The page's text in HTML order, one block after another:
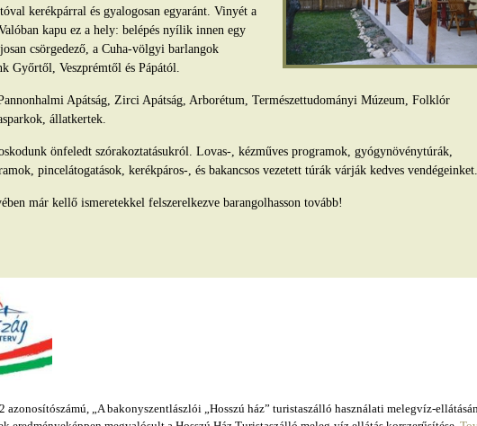
kerékpárral és gyalogosan egyaránt. Vinyét a
kapu ez a hely: belépés nyílik innen egy
csörgedező, a Cuha-völgyi barlangok
Győrtől, Veszprémtől és Pápától.
Apátság, Zirci Apátság, Arborétum, Természettudományi Múzeum, Folklór
állatkertek.
önfeledt szórakoztatásukról. Lovas-, kézműves programok, gyógynövénytúrák,
pincelátogatások, kerékpáros-, és bakancsos vezetett túrák várják kedves
már kellő ismeretekkel felszerelkezve barangolhasson tovább!
„A bakonyszentlászlói „Hosszú ház” turistaszálló használati melegvíz-